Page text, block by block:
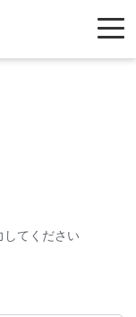
してください